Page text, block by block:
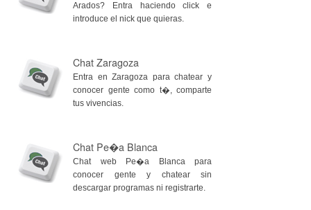
Arados? Entra haciendo click e
introduce el nick que quieras.
Chat Zaragoza
Entra en Zaragoza para chatear y
conocer gente como t�, comparte
tus vivencias.
Chat Pe�a Blanca
Chat web Pe�a Blanca para
conocer gente y chatear sin
descargar programas ni registrarte.